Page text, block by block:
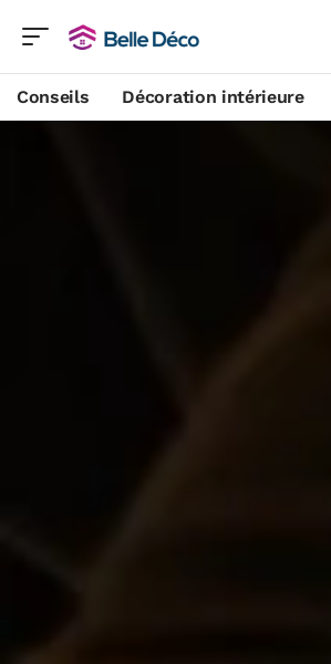
Conseils Décoration intérieure